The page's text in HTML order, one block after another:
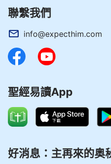
聯繫我們
info@expecthim.com
聖經易讀App
好消息：主再來的奥